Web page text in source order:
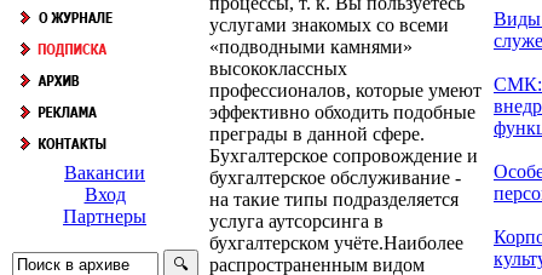
Вакансии
Вход
Партнеры
услугами знакомых со всеми
«подводными камнями»
высококлассных
профессионалов, которые умеют
эффективно обходить подобные
преграды в данной сфере.
Бухгалтерское сопровождение и
бухгалтерское обслуживание -
на такие типы подразделяется
услуга аутсорсинга в
бухгалтерском учёте.Наиболее
распространенным видом
Виды
СМК: